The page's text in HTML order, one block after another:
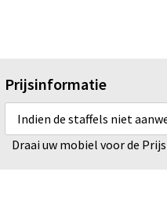
Prijsinformatie
Indien de staffels niet
Draai uw mobiel voor de